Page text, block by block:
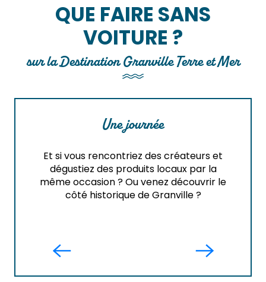
QUE FAIRE SANS
VOITURE ?
sur la Destination Granville Terre et Mer
Une journée
Et si vous rencontriez des créateurs et
dégustiez des produits locaux par la
même occasion ? Ou venez découvrir le
côté historique de Granville ?
Lire la suite